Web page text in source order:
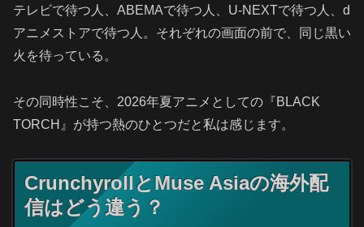
テレビで待つ人、ABEMAで待つ人、U-NEXTで待つ人、d
アニメストアで待つ人。それぞれの画面の前で、同じ黒い
火を待っている。
その同時性こそ、2026年夏アニメとしての『BLACK
TORCH』が持つ熱のひとつだと私は感じます。
CrunchyrollとMuse Asiaの海外配
信はどう違う？